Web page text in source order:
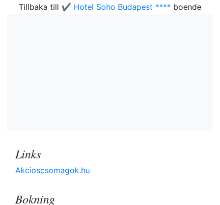
Tillbaka till ✔️ Hotel Soho Budapest **** boende
Links
Akcioscsomagok.hu
Bokning